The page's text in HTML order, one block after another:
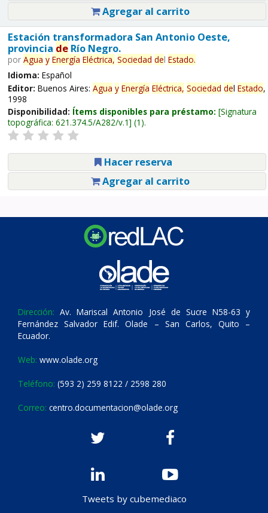
Agregar al carrito
Estación transformadora San Antonio Oeste,
provincia deRío Negro.
por Agua y Energía Eléctrica, Sociedad del Estado.
Idioma: Español
Editor: Buenos Aires: Agua y Energía Eléctrica, Sociedad del Estado,
1998
Disponibilidad: Ítems disponibles para préstamo: Signatura
topográfica: 621.374.5/A282/v.1 (1).
Hacer reserva
Agregar al carrito
Dirección: Av. Mariscal Antonio José de Sucre N58-63 y
Fernández Salvador Edif. Olade – San Carlos, Quito –
Ecuador.
Web: www.olade.org
Teléfono: (593 2) 259 8122 / 2598 280
Correo: centro.documentacion@olade.org
Tweets by cubemediaco